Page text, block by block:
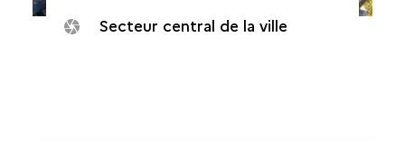
Secteur central de la ville